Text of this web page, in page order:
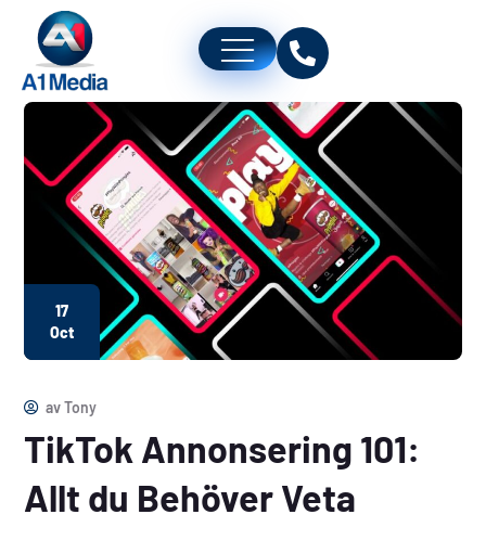
17
Oct
avTony
TikTok Annonsering 101:
Allt du Behöver Veta